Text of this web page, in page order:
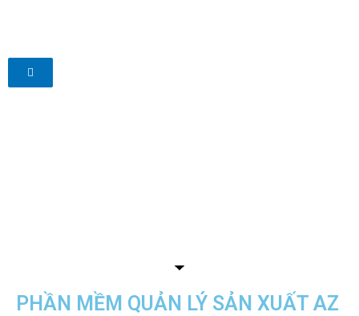
PHẦN MỀM QUẢN LÝ SẢN XUẤT AZ